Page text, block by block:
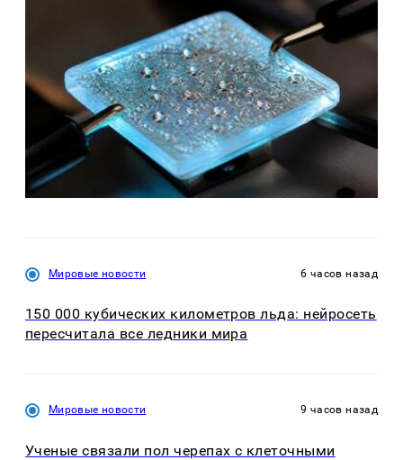
Мировые новости 6 часов назад
150 000 кубических километров льда: нейросеть
пересчитала все ледники мира
Мировые новости 9 часов назад
Ученые связали пол черепах с клеточными